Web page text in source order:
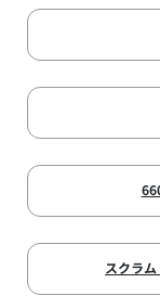
スクラ